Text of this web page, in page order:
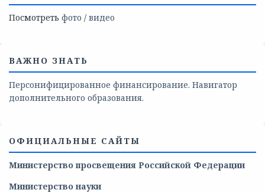
Посмотреть фото / видео
ВАЖНО ЗНАТЬ
Персонифицированное финансирование. Навигатор
дополнительного образования.
ОФИЦИАЛЬНЫЕ САЙТЫ
Министерство просвещения Российской Федерации
Министерство науки